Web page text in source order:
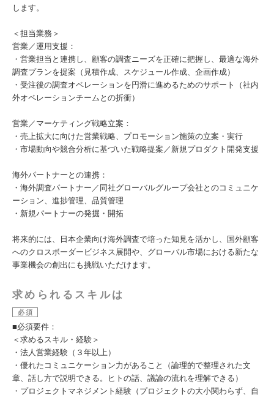
します。
＜担当業務＞
営業／運用支援：
・営業担当と連携し、顧客の調査ニーズを正確に把握し、最適な海外
調査プランを提案（見積作成、スケジュール作成、企画作成）
・受注後の調査オペレーションを円滑に進めるためのサポート（社内
外オペレーションチームとの折衝）
営業／マーケティング戦略立案：
・売上拡大に向けた営業戦略、プロモーション施策の立案・実行
・市場動向や競合分析に基づいた戦略提案／新規プロダクト開発支援
海外パートナーとの連携：
・海外調査パートナー／同社グローバルグループ会社とのコミュニケ
ーション、進捗管理、品質管理
・新規パートナーの発掘・開拓
将来的には、日本企業向け海外調査で培った知見を活かし、国外顧客
へのクロスボーダービジネス展開や、グローバル市場における新たな
事業機会の創出にも挑戦いただけます。
求められるスキルは
必須
■必須要件：
＜求めるスキル・経験＞
・法人営業経験（３年以上）
・優れたコミュニケーション力があること（論理的で整理された文
章、話し方で説明できる。ヒトの話、議論の流れを理解できる）
・プロジェクトマネジメント経験（プロジェクトの大小関わらず、自